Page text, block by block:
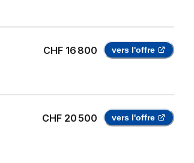
CHF 16 800 vers l'offre
CHF 20 500 vers l'offre